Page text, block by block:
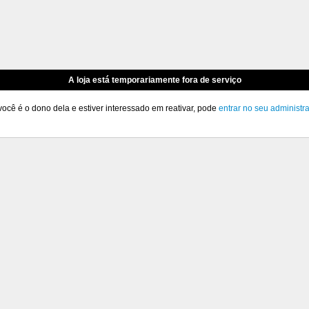
A loja está temporariamente fora de serviço
é o dono dela e estiver interessado em reativar, pode entrar no seu